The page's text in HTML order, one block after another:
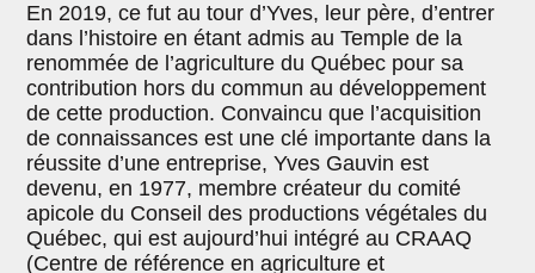
En 2019, ce fut au tour d’Yves, leur père, d’entrer
dans l’histoire en étant admis au Temple de la
renommée de l’agriculture du Québec pour sa
contribution hors du commun au développement
de cette production. Convaincu que l’acquisition
de connaissances est une clé importante dans la
réussite d’une entreprise, Yves Gauvin est
devenu, en 1977, membre créateur du comité
apicole du Conseil des productions végétales du
Québec, qui est aujourd’hui intégré au CRAAQ
(Centre de référence en agriculture et